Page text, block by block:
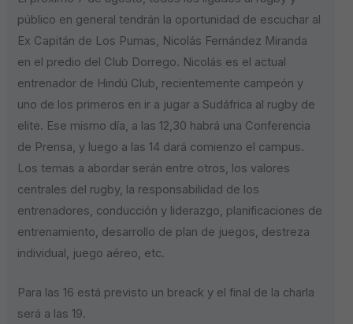
público en general tendrán la oportunidad de escuchar al
Ex Capitán de Los Pumas, Nicolás Fernández Miranda
en el predio del Club Dorrego. Nicolás es el actual
entrenador de Hindú Club, recientemente campeón y
uno de los primeros en ir a jugar a Sudáfrica al rugby de
elite. Ese mismo día, a las 12,30 habrá una Conferencia
de Prensa, y luego a las 14 dará comienzo el campus.
Los temas a abordar serán entre otros, los valores
centrales del rugby, la responsabilidad de los
entrenadores, conducción y liderazgo, planificaciones de
entrenamiento, desarrollo de plan de juegos, destreza
individual, juego aéreo, etc.
Para las 16 está previsto un breack y el final de la charla
será a las 19.